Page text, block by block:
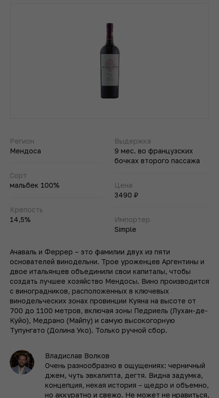
Регион
Мендоса
Сорт
мальбек 100%
Крепость
14,5%
Выдержка
9 мес. во французских
бочках второго пассажа
Цена
3490 ₽
Импортер
Simple
Ачаваль и Феррер – это фамилии двух из пяти
основателей винодельни. Трое уроженцев Аргентины и
двое итальянцев объединили свои капиталы, чтобы
создать лучшее хозяйство Мендосы. Вино производится
с виноградников, расположенных в ключевых
винодельческих зонах провинции Куяна на высоте от
700 до 1100 метров, включая зоны Педриель (Лухан-де-
Куйо), Медранo (Майпу) и самую высокогорную
Тупунгато (Долина Уко). Только ручной сбор.
Владислав Волков
Очень разнообразно в ощущениях: черничный
джем, чуть эвкалипта, дегтя. Видна задумка,
концепция, некая история – щедро и объемно,
но аккуратно и свежо. Не может не нравиться,